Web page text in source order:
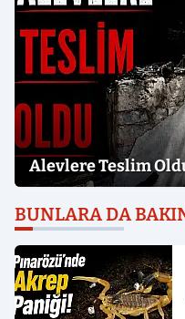
Alevlere Teslim
BUNLARA DA